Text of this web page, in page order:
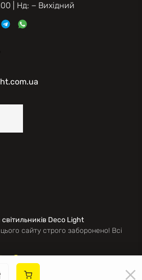
Deco Light
сайту строго заборонено! Всі
| Нд: − Вихідний